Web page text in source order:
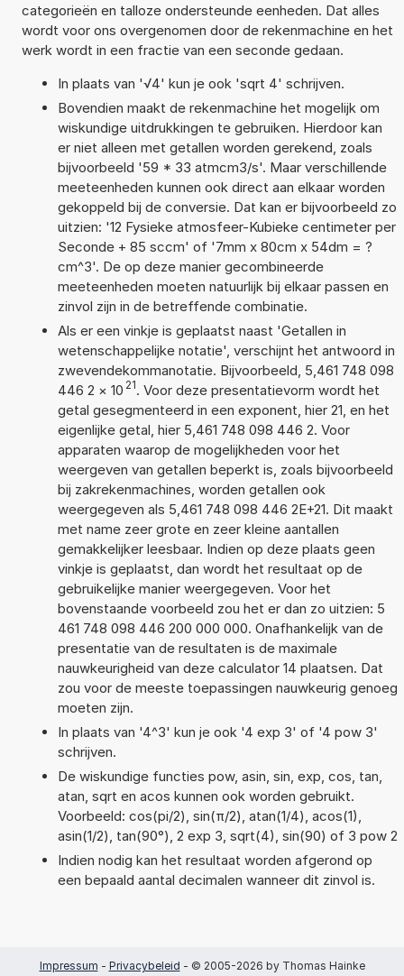
categorieën en talloze ondersteunde eenheden. Dat alles
wordt voor ons overgenomen door de rekenmachine en het
werk wordt in een fractie van een seconde gedaan.
In plaats van '√4' kun je ook 'sqrt 4' schrijven.
Bovendien maakt de rekenmachine het mogelijk om
wiskundige uitdrukkingen te gebruiken. Hierdoor kan
er niet alleen met getallen worden gerekend, zoals
bijvoorbeeld '59 * 33 atmcm3/s'. Maar verschillende
meeteenheden kunnen ook direct aan elkaar worden
gekoppeld bij de conversie. Dat kan er bijvoorbeeld zo
uitzien: '12 Fysieke atmosfeer-Kubieke centimeter per
Seconde + 85 sccm' of '7mm x 80cm x 54dm = ?
cm^3'. De op deze manier gecombineerde
meeteenheden moeten natuurlijk bij elkaar passen en
zinvol zijn in de betreffende combinatie.
Als er een vinkje is geplaatst naast 'Getallen in
wetenschappelijke notatie', verschijnt het antwoord in
zwevendekommanotatie. Bijvoorbeeld, 5,461 748 098
446 2 × 10 21. Voor deze presentatievorm wordt het
getal gesegmenteerd in een exponent, hier 21, en het
eigenlijke getal, hier 5,461 748 098 446 2. Voor
apparaten waarop de mogelijkheden voor het
weergeven van getallen beperkt is, zoals bijvoorbeeld
bij zakrekenmachines, worden getallen ook
weergegeven als 5,461 748 098 446 2E+21. Dit maakt
met name zeer grote en zeer kleine aantallen
gemakkelijker leesbaar. Indien op deze plaats geen
vinkje is geplaatst, dan wordt het resultaat op de
gebruikelijke manier weergegeven. Voor het
bovenstaande voorbeeld zou het er dan zo uitzien: 5
461 748 098 446 200 000 000. Onafhankelijk van de
presentatie van de resultaten is de maximale
nauwkeurigheid van deze calculator 14 plaatsen. Dat
zou voor de meeste toepassingen nauwkeurig genoeg
moeten zijn.
In plaats van '4^3' kun je ook '4 exp 3' of '4 pow 3'
schrijven.
De wiskundige functies pow, asin, sin, exp, cos, tan,
atan, sqrt en acos kunnen ook worden gebruikt.
Voorbeeld: cos(pi/2), sin(π/2), atan(1/4), acos(1),
asin(1/2), tan(90°), 2 exp 3, sqrt(4), sin(90) of 3 pow 2
Indien nodig kan het resultaat worden afgerond op
een bepaald aantal decimalen wanneer dit zinvol is.
Impressum - Privacybeleid - © 2005-2026 by Thomas Hainke